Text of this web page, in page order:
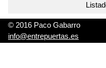
© 2016 Paco Gabarro
info@entrepuertas.es